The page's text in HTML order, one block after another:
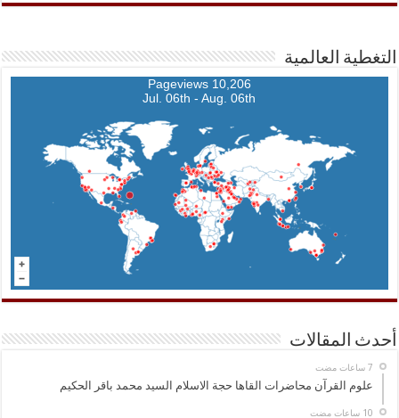
التغطية العالمية
10,206 Pageviews
Jul. 06th - Aug. 06th
أحدث المقالات
علوم القرآن محاضرات القاها حجة الاسلام السيد محمد باقر الحكيم